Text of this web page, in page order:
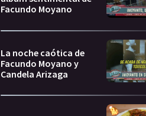
Facundo Moyano
La noche caótica de
Facundo Moyano y
Candela Arizaga